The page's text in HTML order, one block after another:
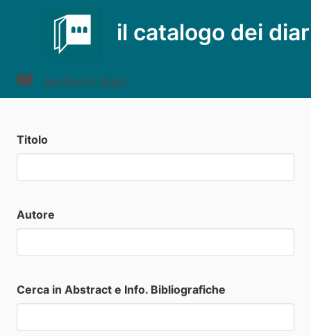
il catalogo dei
archivio diari
Titolo
Autore
Cerca in Abstract e Info. Bibliografiche